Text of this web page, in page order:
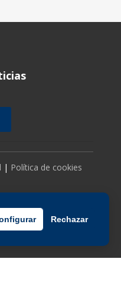
Rechazar
| Política de cookies